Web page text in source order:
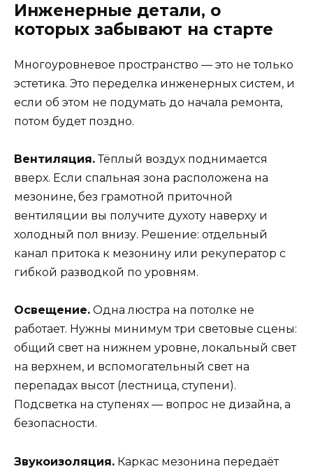
Инженерные детали, о
которых забывают на старте
Многоуровневое пространство — это не только
эстетика. Это переделка инженерных систем, и
если об этом не подумать до начала ремонта,
потом будет поздно.
Вентиляция.Тёплый воздух поднимается
вверх. Если спальная зона расположена на
мезонине, без грамотной приточной
вентиляции вы получите духоту наверху и
холодный пол внизу. Решение: отдельный
канал притока к мезонину или рекуператор с
гибкой разводкой по уровням.
Освещение. Одна люстра на потолке не
работает. Нужны минимум три световые сцены:
общий свет на нижнем уровне, локальный свет
на верхнем, и вспомогательный свет на
перепадах высот (лестница, ступени).
Подсветка на ступенях — вопрос не дизайна, а
безопасности.
Звукоизоляция. Каркас мезонина передаёт